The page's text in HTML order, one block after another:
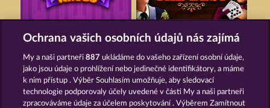
PIGGY KINGS SIMPLY THE BEST
Ochrana vašich osobních údajů nás zajímá
My a naši partneři887 ukládáme do vašeho zařízení osobní údaje,
jako jsou údaje o prohlížení nebo jedinečné identifikátory, a máme
k nim přístup . Výběr Souhlasím umožňuje, aby sledovací
technologie podporovaly účely uvedené v části My a naši partneři
zpracováváme údaje za účelem poskytování . Výběrem Zamítnout